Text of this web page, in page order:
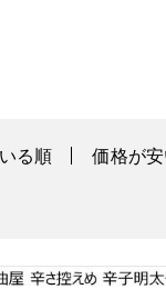
る順 価格が
ル表示）
子明太子【夏の
屋 辛さ控えめ 辛